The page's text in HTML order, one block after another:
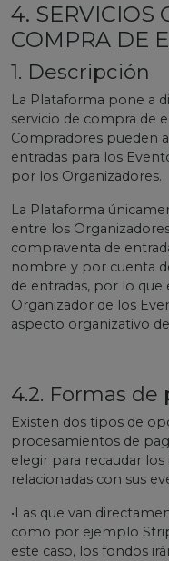
4. SERVICIOS
COMPRA DE
1. Descripción
La Plataforma pone a
servicio de compra de
Compradores pueden
entradas para los
por los Organizadores.
La Plataforma
entre los
compraventa de
nombre y por cuenta
de entradas, por lo
Organizador de los
aspecto organizativo
4.2. Formas de
Existen dos tipos de
procesamientos de
elegir para recaudar
relacionadas con sus
•Las que van
como por ejemplo
este caso, los fondos